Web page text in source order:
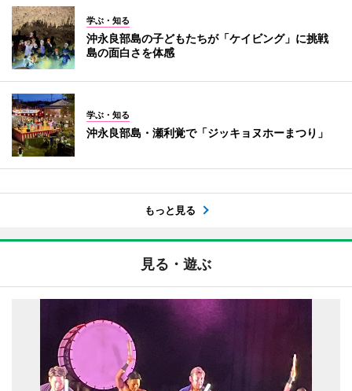
学ぶ・知る
沖永良部島の子どもたちが「ケイビング」に挑戦
島の面白さを体感
学ぶ・知る
沖永良部島・瀬利覚で「ジッキョヌホーまつり」
もっと見る
見る・遊ぶ